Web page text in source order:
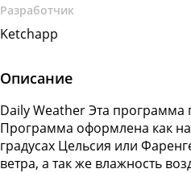
Разработчик
Ketchapp
Описание
Daily Weather Эта программа
Программа оформлена как
градусах Цельсия или
ветра, а так же влажность